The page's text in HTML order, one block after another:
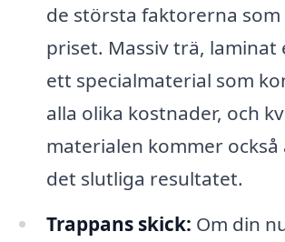
de största faktorerna
priset. Massiv trä, laminat
ett specialmaterial som
alla olika kostnader, och
materialen kommer
det slutliga resultatet.
Trappans skick: Om din